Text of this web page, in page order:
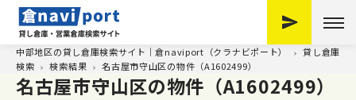
中部地区の貸し倉庫検索サイト｜倉naviport（クラナビポート）
貸し倉庫
検索
検索結果 名古屋市守山区の物件（A1602499）
名古屋市守山区の物件（A1602499）